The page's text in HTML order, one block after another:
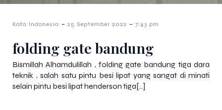
Kafa Indonesia - 25 September 2022 - 7:43 pm
folding gate bandung
Bismillah Alhamdulillah , folding gate bandung tiga dara
teknik , salah satu pintu besi lipat yang sangat di minati
selain pintu besi lipat henderson tiga[…]